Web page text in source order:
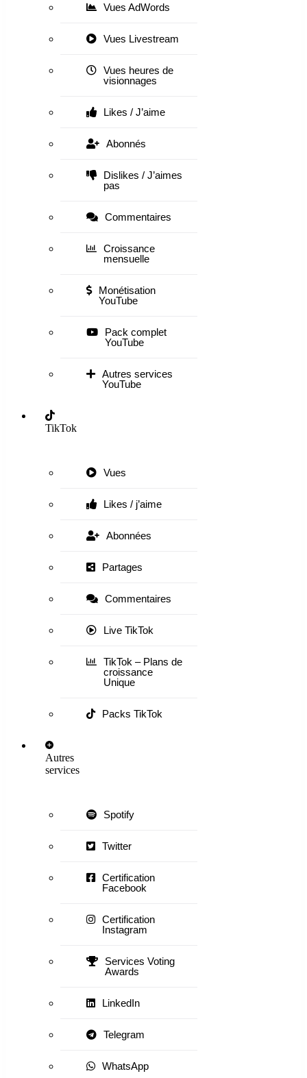
Vues AdWords
Vues Livestream
Vues heures de
visionnages
Likes / J’aime
Abonnés
Dislikes / J’aimes
pas
Commentaires
Croissance
mensuelle
Monétisation
YouTube
Pack complet
YouTube
Autres services
YouTube
TikTok
Vues
Likes / j’aime
Abonnées
Partages
Commentaires
Live TikTok
TikTok – Plans de
croissance
Unique
Packs TikTok
Autres
services
Spotify
Twitter
Certification
Facebook
Certification
Instagram
Services Voting
Awards
LinkedIn
Telegram
WhatsApp